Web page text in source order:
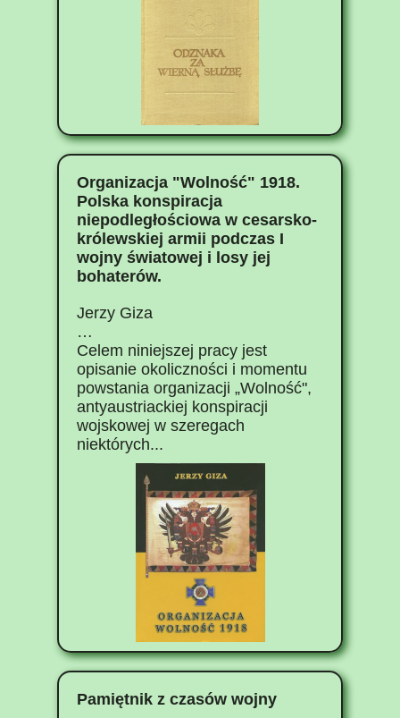
Organizacja "Wolność" 1918.
Polska konspiracja
niepodległościowa w cesarsko-
królewskiej armii podczas I
wojny światowej i losy jej
bohaterów.
Jerzy Giza
…
Celem niniejszej pracy jest
opisanie okoliczności i momentu
powstania organizacji „Wolność",
antyaustriackiej konspiracji
wojskowej w szeregach
niektórych...
Pamiętnik z czasów wojny